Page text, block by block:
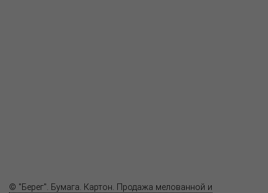
© "Берег". Бумага. Картон. Продажа мелованной и